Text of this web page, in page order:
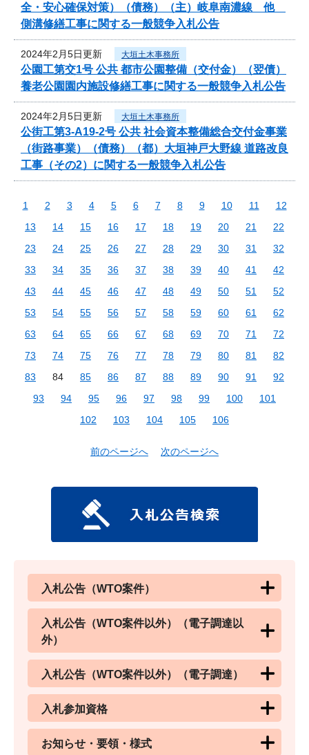
全・安心確保対策）（債務）（主）岐阜南濃線 他
側溝修繕工事に関する一般競争入札公告
2024年2月5日更新 大垣土木事務所
公園工第交1号 公共 都市公園整備（交付金）（翌債）
養老公園園内施設修繕工事に関する一般競争入札公告
2024年2月5日更新 大垣土木事務所
公街工第3-A19-2号 公共 社会資本整備総合交付金事業
（街路事業）（債務）（都）大垣神戸大野線 道路改良
工事（その2）に関する一般競争入札公告
1 2 3 4 5 6 7 8 9 10 11
12
13
14 15 16 17 18 19 20 21
22
23
24 25 26 27 28 29 30 31
32
33
34 35 36 37 38 39 40 41
42
43
44 45 46 47 48 49 50 51
52
53
54 55 56 57 58 59 60 61
62
63
64 65 66 67 68 69 70 71
72
73
74 75 76 77 78 79 80 81
82
83
84 85 86 87 88 89 90 91
92
93
94 95 96 97 98 99 100
101
102
103 104 105 106
前のページへ 次のページへ
入札公告（WTO案件）
入札公告（WTO案件以外）（電子調達以
外）
入札公告（WTO案件以外）（電子調達）
入札参加資格
お知らせ・要領・様式